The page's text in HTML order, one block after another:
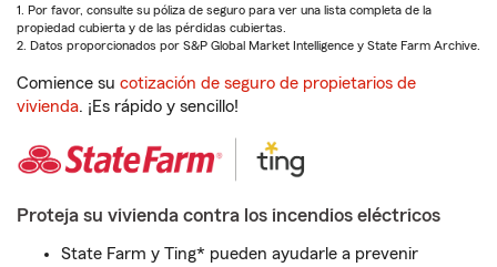
1. Por favor, consulte su póliza de seguro para ver una lista completa de la
propiedad cubierta y de las pérdidas cubiertas.
2. Datos proporcionados por S&P Global Market Intelligence y State Farm Archive.
Comience su cotización de seguro de propietarios de
vivienda. ¡Es rápido y sencillo!
Proteja su vivienda contra los incendios eléctricos
State Farm y Ting* pueden ayudarle a prevenir